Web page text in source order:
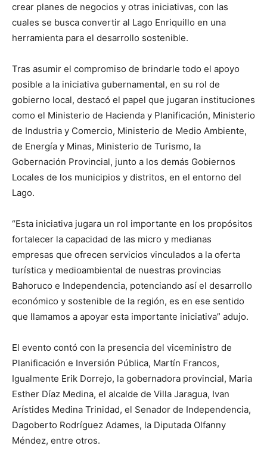
crear planes de negocios y otras iniciativas, con las
cuales se busca convertir al Lago Enriquillo en una
herramienta para el desarrollo sostenible.
Tras asumir el compromiso de brindarle todo el apoyo
posible a la iniciativa gubernamental, en su rol de
gobierno local, destacó el papel que jugaran instituciones
como el Ministerio de Hacienda y Planificación, Ministerio
de Industria y Comercio, Ministerio de Medio Ambiente,
de Energía y Minas, Ministerio de Turismo, la
Gobernación Provincial, junto a los demás Gobiernos
Locales de los municipios y distritos, en el entorno del
Lago.
“Esta iniciativa jugara un rol importante en los propósitos
fortalecer la capacidad de las micro y medianas
empresas que ofrecen servicios vinculados a la oferta
turística y medioambiental de nuestras provincias
Bahoruco e Independencia, potenciando así el desarrollo
económico y sostenible de la región, es en ese sentido
que llamamos a apoyar esta importante iniciativa” adujo.
El evento contó con la presencia del viceministro de
Planificación e Inversión Pública, Martín Francos,
Igualmente Erik Dorrejo, la gobernadora provincial, Maria
Esther Díaz Medina, el alcalde de Villa Jaragua, Ivan
Arístides Medina Trinidad, el Senador de Independencia,
Dagoberto Rodríguez Adames, la Diputada Olfanny
Méndez, entre otros.